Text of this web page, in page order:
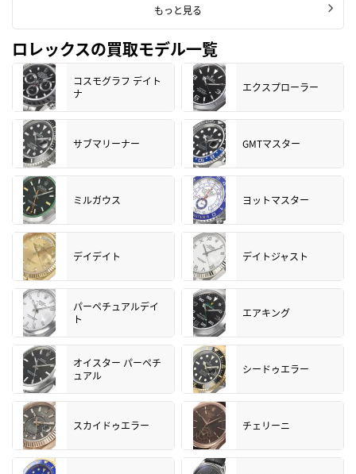
もっと見る
ロレックスの買取モデル一覧
コスモグラフ デイト
ナ
エクスプローラー
サブマリーナー GMTマスター
ミルガウス ヨットマスター
デイデイト デイトジャスト
パーペチュアルデイ
ト
エアキング
オイスター パーペチ
ュアル
シードゥエラー
スカイドゥエラー チェリーニ